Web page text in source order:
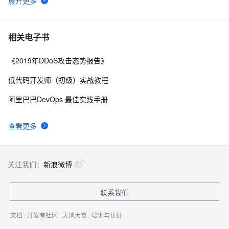
6 浅谈"DDoS高防IP"如何抵御DDOS攻击
7 SSH服务的几个超时参数 以及 类似DDOS攻击的方法
8 阿里云DDoS高防IP防御原理、功能优势及价格收费详解
相关电子书
查看更多
《2019年DDoS攻击态势报告》
低代码开发师（初级）实战教程
阿里巴巴DevOps 最佳实践手册
关注我们： 新浪微博
联系我们
文档 | 开发者社区 | 天池大赛 | 培训与认证